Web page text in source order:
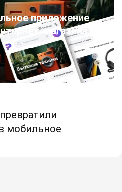
приложение
магазина
мобильное